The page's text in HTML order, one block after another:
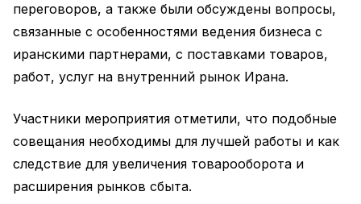
переговоров, а также были обсуждены вопросы,
связанные с особенностями ведения бизнеса с
иранскими партнерами, с поставками товаров,
работ, услуг на внутренний рынок Ирана.
Участники мероприятия отметили, что подобные
совещания необходимы для лучшей работы и как
следствие для увеличения товарооборота и
расширения рынков сбыта.